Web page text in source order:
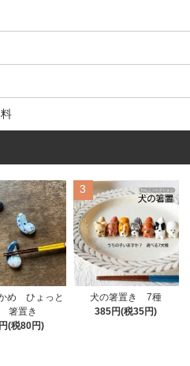
め ひょっと
箸置き
(税80円)
3
犬の箸置き 7種
385円(税35円)